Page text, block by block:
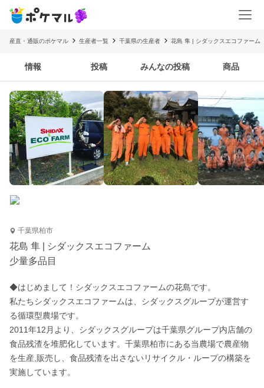
産直・通販のポケマル 生産者一覧 千葉県の生産者 花島 隼 | シダックスエコファーム
情報 投稿 みんなの投稿 商品
千葉県柏市
花島 隼 | シダックスエコファーム
少量多品目
◆はじめまして！シダックスエコファームの花島です。
私たちシダックスエコファームは、シダックスグループが運営す
る循環型農場です。
2011年12月より、シダックスグループは千葉県グループ内店舗の
食品残渣を堆肥化しています。千葉県柏市にある当農場で農産物
を生産,販売し、食品残渣を出さないリサイクル・ループの構築を
実施しています。